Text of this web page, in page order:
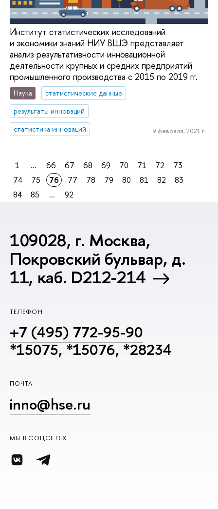
Институт статистических исследований
и экономики знаний НИУ ВШЭ представляет
анализ результативности инновационной
деятельности крупных и средних предприятий
промышленного производства с 2015 по 2019 гг.
Наука
статистические данные
результаты инноваций
статистика инноваций
9 февраля, 2021 г.
1 ... 66 67 68 69 70 71 72
73
74
75 76 77 78 79 80 81 82
83
84
85 ... 92
109028, г. Москва,
Покровский бульвар, д.
11, каб. D212-214
ТЕЛЕФОН
+7 (495) 772-95-90
*15075, *15076, *28234
ПОЧТА
inno@hse.ru
МЫ В СОЦСЕТЯХ